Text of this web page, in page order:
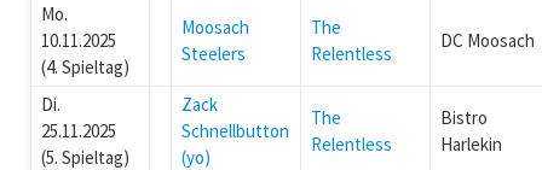
Mo.
10.11.2025
(4. Spieltag)
Moosach
Steelers
The
Relentless
DC Moosach
Di.
25.11.2025
(5. Spieltag)
Zack
Schnellbutton
(yo)
The
Relentless
Bistro
Harlekin